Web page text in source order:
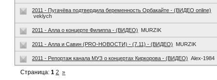
2011 - Пугачёва подтвердила беременность Орбакайте - (ВИДЕО online)
veklych
2011 - Алла о концерте Филиппа - (ВИДЕО) MURZIK
2011 - Алла и Савин (PRO-НОВОСТИ) - (7.11) - (ВИДЕО) MURZIK
2011 - Репортаж канала МУЗ о концертах Киркорова - (ВИДЕО) Alex-1984
Страница:1 2 »